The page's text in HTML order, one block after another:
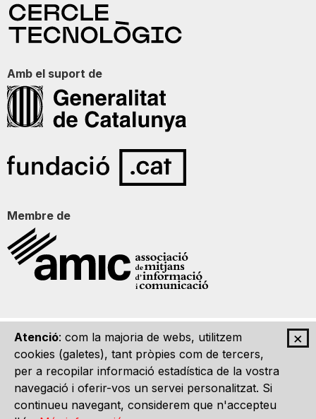
×
Atenció: com la majoria de webs, utilitzem
cookies (galetes), tant pròpies com de tercers,
per a recopilar informació estadística de la vostra
navegació i oferir-vos un servei personalitzat. Si
continueu navegant, considerem que n'accepteu
Amb el suport de
Membre de
Qui som Contacte Imatge Gràfica Avís legal